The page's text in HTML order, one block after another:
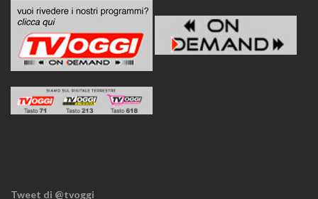
Tweet di @tvoggi